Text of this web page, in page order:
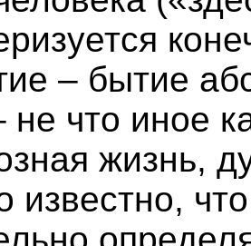
– бытие
что иное
жизнь,
известно,